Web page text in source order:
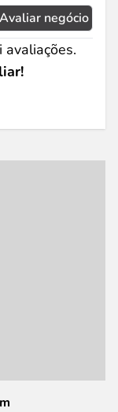
Avaliar negócio
avaliações.